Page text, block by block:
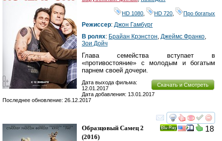
HD 1080 HD 720 Про богатых
Режиссер: Джон Гамбург
В ролях: Брайан Крэнстон, Джеймс Франко,
Зои Дойч
Глава семейства вступает в
«противостояние» с молодым и богатым
парнем своей дочери.
Скачать и Смотреть
Дата выхода фильма:
12.01.2017
Дата добавления: 13.01.2017
Последнее обновление: 26.12.2017
смотреть
18
Образцовый Самец 2
(2016)